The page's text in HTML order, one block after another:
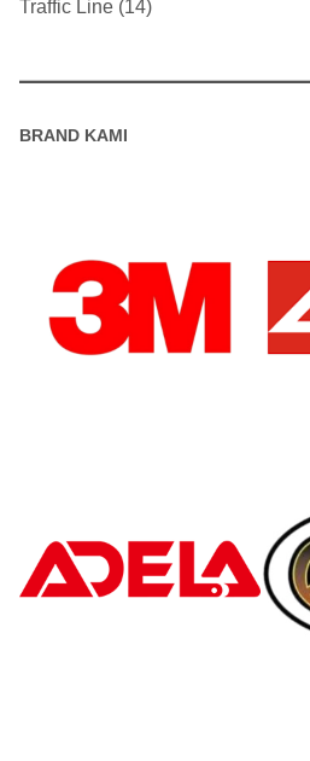
Traffic Line 14
BRAND KAMI